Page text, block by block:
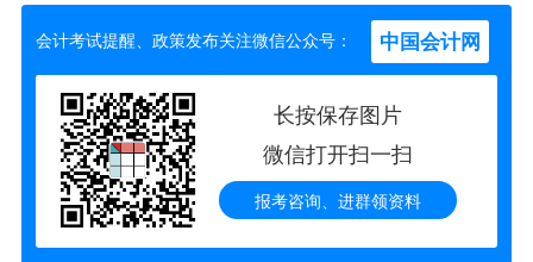
会计考试提醒、政策发布关注微信公众号： 中国会计网
长按保存图片
微信打开扫一扫
报考咨询、进群领资料